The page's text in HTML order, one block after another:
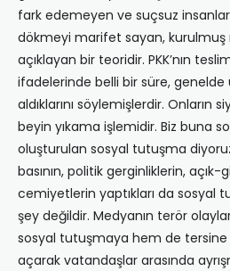
fark edemeyen ve suçsuz
dökmeyi marifet sayan, kurulmuş
açıklayan bir teoridir. PKK’nın
ifadelerinde belli bir süre,
aldıklarını söylemişlerdir. Onların
beyin yıkama işlemidir. Biz buna
oluşturulan sosyal tutuşma
basının, politik gerginliklerin, açık-
cemiyetlerin yaptıkları da sosyal
şey değildir. Medyanın terör
sosyal tutuşmaya hem de
açarak vatandaşlar arasında